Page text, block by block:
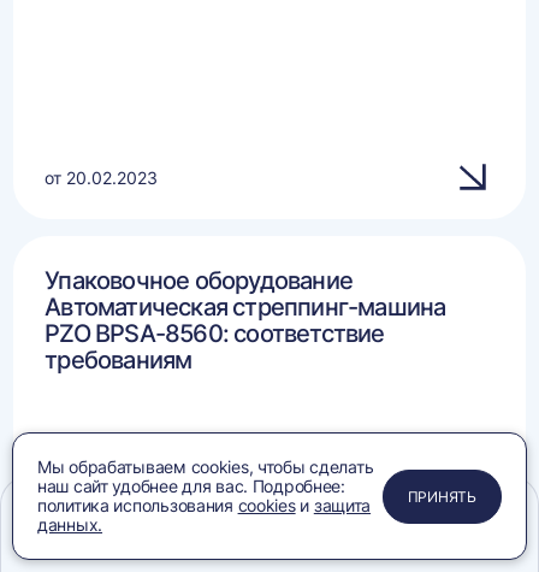
от 20.02.2023
Упаковочное оборудование
Автоматическая стреппинг-машина
PZO BPSA-8560: соответствие
требованиям
от 09.12.2024
ПРИМЕНИТЬ
ЗАКРЫТЬ
ЗАКРЫТЬ
ЗАКРЫТЬ
Мы обрабатываем cookies, чтобы сделать
наш сайт удобнее для вас. Подробнее:
политика использования cookiesи защита
данных.
ПРИНЯТЬ